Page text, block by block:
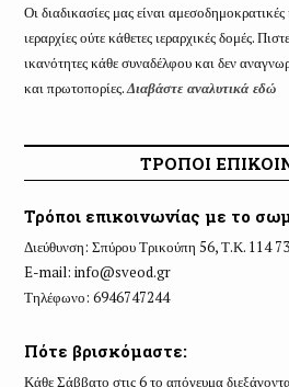
Οι διαδικασίες μας είναι
ιεραρχίες ούτε κάθετες ιεραρχικές δομές.
ικανότητες κάθε συναδέλφου και δεν
και πρωτοπορίες.Διαβάστε αναλυτικά εδώ
ΤΡΟΠΟΙ
Τρόποι επικοινωνίας με το
Διεύθυνση: Σπύρου Τρικούπη 56, Τ.Κ. 114
E-mail: info@sveod.gr
Τηλέφωνο: 6946747244
Πότε βρισκόμαστε:
Κάθε Σάββατο στις 6 το απόγευμα